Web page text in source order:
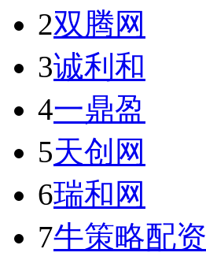
2双腾网
3诚利和
4一鼎盈
5天创网
6瑞和网
7牛策略配资